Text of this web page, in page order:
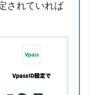
されていれば